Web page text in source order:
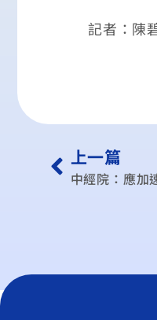
記者：陳
上一篇
中經院：應加